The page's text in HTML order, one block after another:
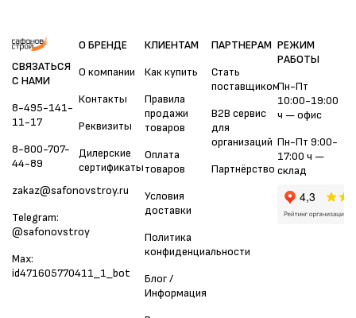
СВЯЗАТЬСЯ
С НАМИ
8-495-141-
11-17
8-800-707-
44-89
zakaz@safonovstroy.ru
Telegram:
@safonovstroy
Max:
id471605770411_1_bot
О БРЕНДЕ
О компании
Контакты
Реквизиты
Дилерские
сертификаты
КЛИЕНТАМ
Как купить
Правила
продажи
товаров
Оплата
товаров
Условия
доставки
Политика
конфиденциальности
Блог /
Информация
ПАРТНЕРАМ
Стать
поставщиком
B2B сервис
для
организаций
Партнёрство
РЕЖИМ
РАБОТЫ
Пн-Пт
10:00-19:00
ч — офис
Пн-Пт 9:00-
17:00 ч —
склад